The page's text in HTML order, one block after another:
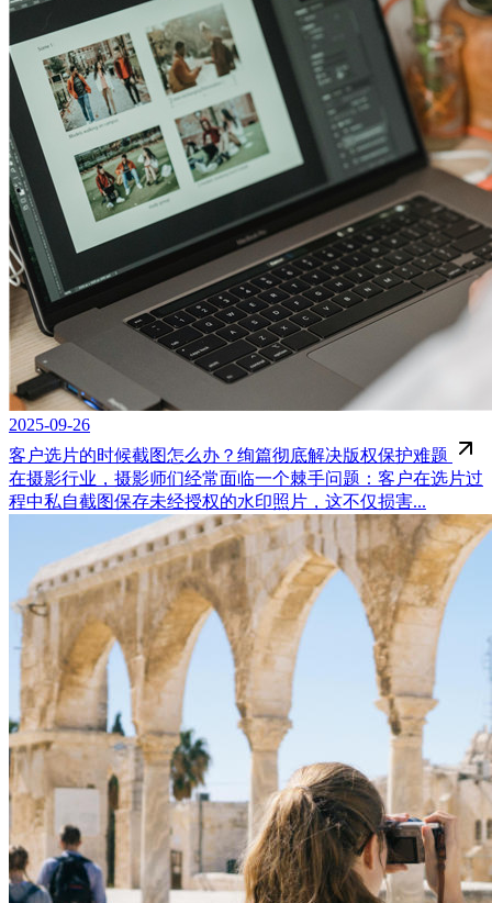
2025-09-26
客户选片的时候截图怎么办？绚篇彻底解决版权保护难题
在摄影行业，摄影师们经常面临一个棘手问题：客户在选片过
程中私自截图保存未经授权的水印照片，这不仅损害...